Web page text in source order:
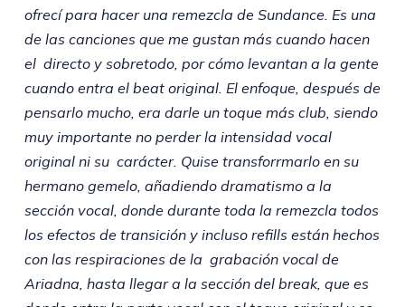
ofrecí para hacer una remezcla de Sundance. Es una
de las canciones que me gustan más cuando hacen
el directo y sobretodo, por cómo levantan a la gente
cuando entra el beat original. El enfoque, después de
pensarlo mucho, era darle un toque más club, siendo
muy importante no perder la intensidad vocal
original ni su carácter. Quise transforrmarlo en su
hermano gemelo, añadiendo dramatismo a la
sección vocal, donde durante toda la remezcla todos
los efectos de transición y incluso refills están hechos
con las respiraciones de la grabación vocal de
Ariadna, hasta llegar a la sección del break, que es